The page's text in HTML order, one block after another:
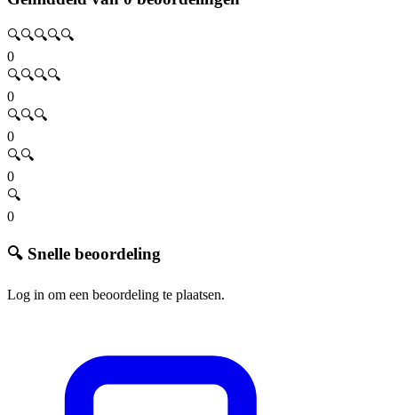
🔍🔍🔍🔍🔍
0
🔍🔍🔍🔍
0
🔍🔍🔍
0
🔍🔍
0
🔍
0
🔍 Snelle beoordeling
Log in om een beoordeling te plaatsen.